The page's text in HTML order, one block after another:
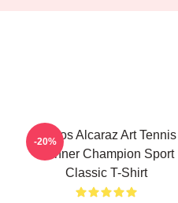
Carlos Alcaraz Art Tennis
Winner Champion Sport
Classic T-Shirt
-20%